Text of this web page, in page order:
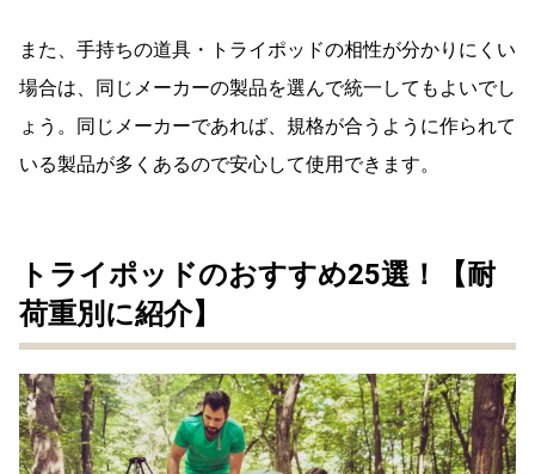
また、手持ちの道具・トライポッドの相性が分かりにくい
場合は、同じメーカーの製品を選んで統一してもよいでし
ょう。同じメーカーであれば、規格が合うように作られて
いる製品が多くあるので安心して使用できます。
トライポッドのおすすめ25選！【耐
荷重別に紹介】